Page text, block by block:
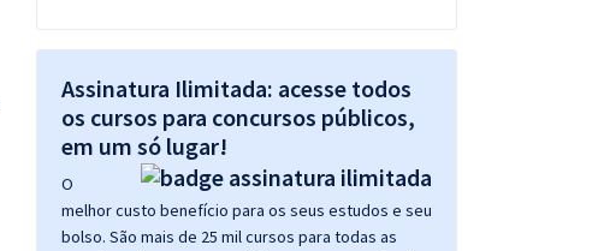
Assinatura Ilimitada: acesse todos
os cursos para concursos públicos,
em um só lugar!
O
melhor custo benefício para os seus estudos e seu
bolso. São mais de 25 mil cursos para todas as